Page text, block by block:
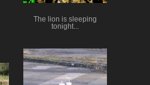
The lion is sleeping
tonight...